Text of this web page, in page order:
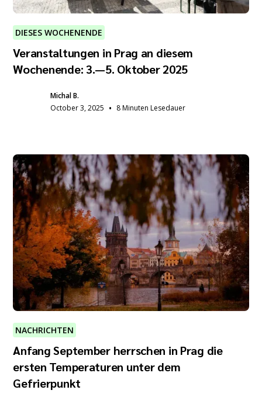
DIESES WOCHENENDE
Veranstaltungen in Prag an diesem
Wochenende: 3.—5. Oktober 2025
Michal B.
October 3, 2025 • 8 Minuten Lesedauer
NACHRICHTEN
Anfang September herrschen in Prag die
ersten Temperaturen unter dem
Gefrierpunkt